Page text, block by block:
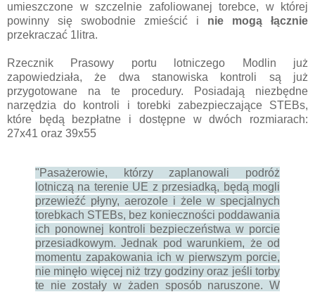
umieszczone w szczelnie zafoliowanej torebce, w której
powinny się swobodnie zmieścić i nie mogą łącznie
przekraczać 1litra.
Rzecznik Prasowy portu lotniczego Modlin już
zapowiedziała, że dwa stanowiska kontroli są już
przygotowane na te procedury. Posiadają niezbędne
narzędzia do kontroli i torebki zabezpieczające STEBs,
które będą bezpłatne i dostępne w dwóch rozmiarach:
27x41 oraz 39x55
"Pasażerowie, którzy zaplanowali podróż
lotniczą na terenie UE z przesiadką, będą mogli
przewieźć płyny, aerozole i żele w specjalnych
torebkach STEBs, bez konieczności poddawania
ich ponownej kontroli bezpieczeństwa w porcie
przesiadkowym. Jednak pod warunkiem, że od
momentu zapakowania ich w pierwszym porcie,
nie minęło więcej niż trzy godziny oraz jeśli torby
te nie zostały w żaden sposób naruszone. W